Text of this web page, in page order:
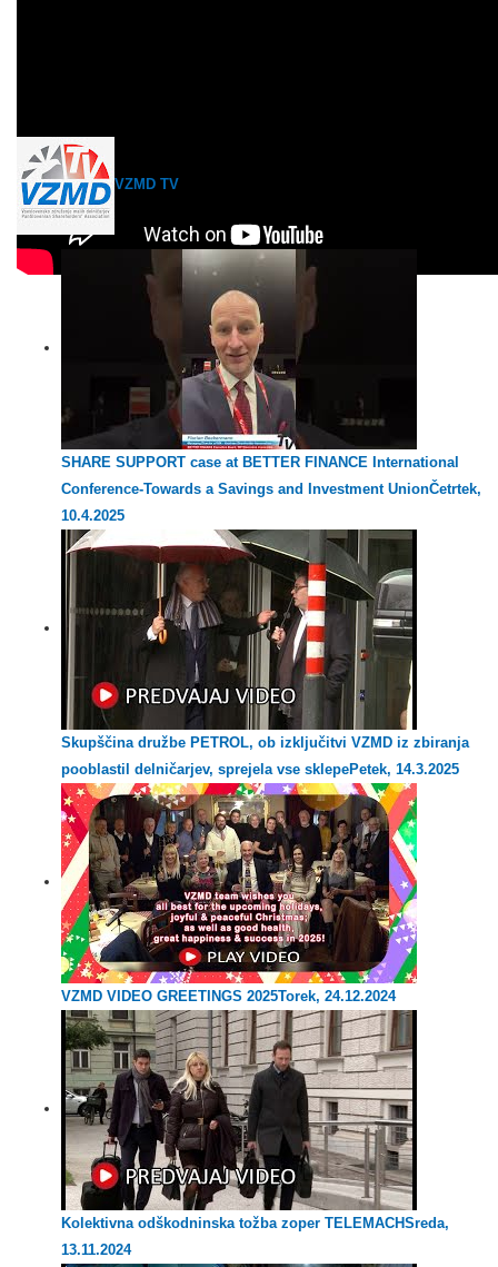
VZMD TV
SHARE SUPPORT case at BETTER FINANCE International
Conference-Towards a Savings and Investment UnionČetrtek,
10.4.2025
Skupščina družbe PETROL, ob izključitvi VZMD iz zbiranja
pooblastil delničarjev, sprejela vse sklepePetek, 14.3.2025
VZMD VIDEO GREETINGS 2025Torek, 24.12.2024
Kolektivna odškodninska tožba zoper TELEMACHSreda,
13.11.2024